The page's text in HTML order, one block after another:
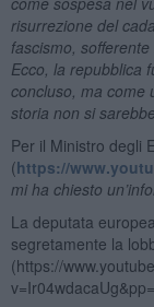
risurrezione del
fascismo,
Ecco, la repubblica
concluso, ma come
storia non si
Per il Ministro degli
(https://
mi ha chiesto
La deputata
segretamente la
(https://